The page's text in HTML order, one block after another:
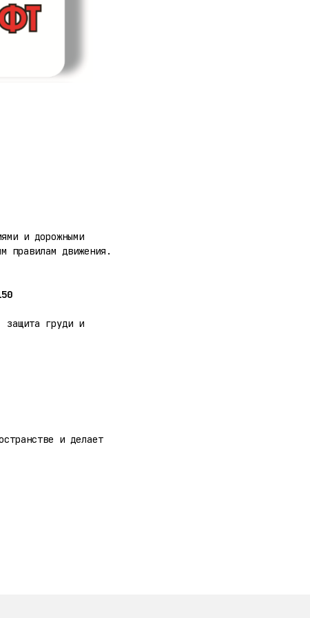
и дорожными
правилам движения.
защита груди и
и делает